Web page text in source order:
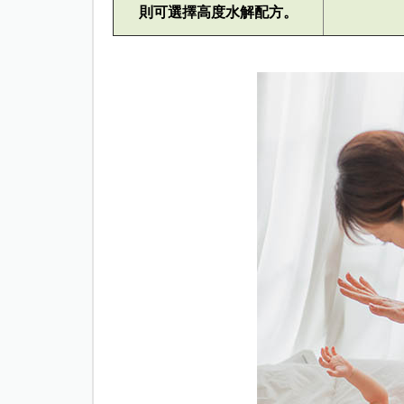
則可選擇高度水解配方。